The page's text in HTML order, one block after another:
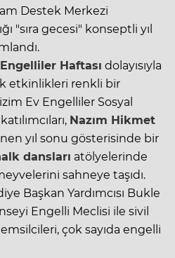
Destek Merkezi
"sıra gecesi" konseptli yıl
Engelliler Haftası dolayısıyla
etkinlikleri renkli bir
Ev Engelliler Sosyal
Nazım Hikmet
yıl sonu gösterisinde bir
dansları atölyelerinde
sahneye taşıdı.
Başkan Yardımcısı Bukle
Engelli Meclisi ile sivil
çok sayıda engelli